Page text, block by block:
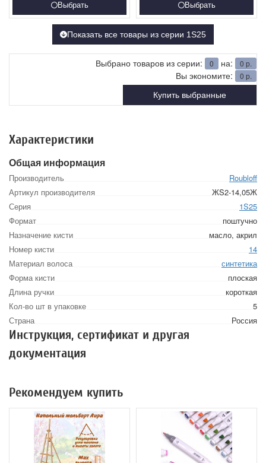
Выбрать Выбрать
Показать все товары из серии 1S25
Выбрано товаров из серии: 0 на: 0 р.
Вы экономите: 0 р.
Купить выбранные
Характеристики
Общая информация
Производитель
Roubloff
Артикул производителя
ЖS2-14,05Ж
Серия
1S25
Формат
поштучно
Назначение кисти
масло, акрил
Номер кисти
14
Материал волоса
синтетика
Форма кисти
плоская
Длина ручки
короткая
Кол-во шт в упаковке
5
Страна
Россия
Инструкция, сертификат и другая
документация
Рекомендуем купить